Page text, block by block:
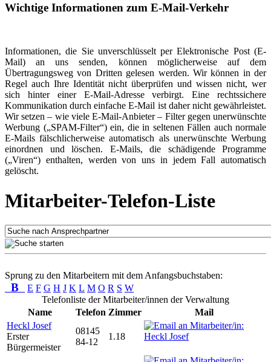
Wichtige Informationen zum E-Mail-Verkehr
Informationen, die Sie unverschlüsselt per Elektronische Post (E-
Mail) an uns senden, können möglicherweise auf dem
Übertragungsweg von Dritten gelesen werden. Wir können in der
Regel auch Ihre Identität nicht überprüfen und wissen nicht, wer
sich hinter einer E-Mail-Adresse verbirgt. Eine rechtssichere
Kommunikation durch einfache E-Mail ist daher nicht gewährleistet.
Wir setzen – wie viele E-Mail-Anbieter – Filter gegen unerwünschte
Werbung („SPAM-Filter“) ein, die in seltenen Fällen auch normale
E-Mails fälschlicherweise automatisch als unerwünschte Werbung
einordnen und löschen. E-Mails, die schädigende Programme
(„Viren“) enthalten, werden von uns in jedem Fall automatisch
gelöscht.
Mitarbeiter-Telefon-Liste
Sprung zu den Mitarbeitern mit dem Anfangsbuchstaben:
B E F G H J K L M O R S W
Telefonliste der Mitarbeiter/innen der Verwaltung
Name
Telefon Zimmer
Mail
Heckl Josef
Erster
Bürgermeister
08145
84-12
1.18